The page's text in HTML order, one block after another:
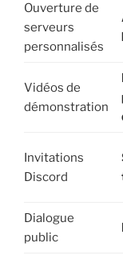
Ouverture de
serveurs
personnalisés
Vidéos de
démonstration
Invitations
Discord
Dialogue
public